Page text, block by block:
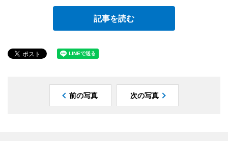
記事を読む
前の写真 次の写真